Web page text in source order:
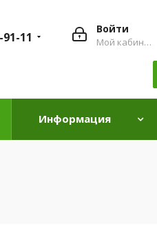
Войти
Мой кабинет
11
Информация